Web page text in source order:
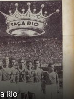
Rio